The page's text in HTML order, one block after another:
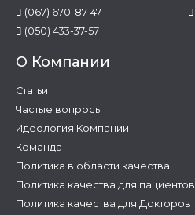
(067) 670-87-47
(050) 433-37-57
О Компании
Статьи
Частые вопросы
Идеология Компании
Команда
Политика в области качества
Политика качества для пациентов
Политика качества для Докторов